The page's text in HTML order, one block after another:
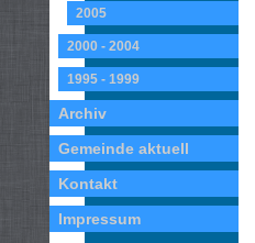
2005
2000 - 2004
1995 - 1999
Archiv
Gemeinde aktuell
Kontakt
Impressum